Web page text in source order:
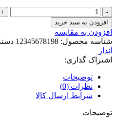
سری
یدک
سرامیکی
اپیلاتور
فیلیپس
عدد
افزودن به سبد خرید
افزودن به مقایسه
شناسه محصول: 12345678198
انداز
اشتراک گذاری:
توضیحات
نظرات (0)
شرایط ارسال کالا
توضیحات